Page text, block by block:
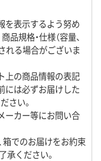
を表示するよう努め
規格・仕様（容量、
れる場合がございま
上の商品情報の表記
には必ずお届けした
さい。
ーカー等にお問い合
箱でのお届けをお約束
承ください。